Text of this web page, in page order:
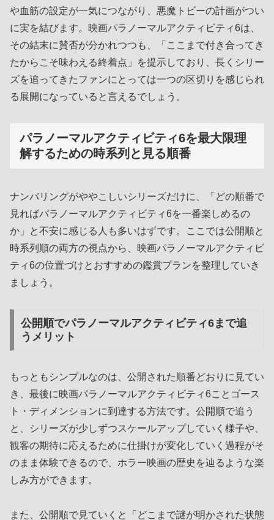
や血筋の設定が一気につながり、悪魔トビーの計画がつい
に実を結びます。映画パラノーマルアクティビティ6は、
その結末に賛否が分かれつつも、「ここまで付き合ってき
たからこそ味わえる終着点」を提示しており、長くシリー
ズを追ってきたファンにとっては一つの区切りを感じられ
る展開になっていると言えるでしょう。
パラノーマルアクティビティ6を最大限理
解するための時系列と見る順番
ナンバリングがややこしいシリーズだけに、「どの順番で
見ればパラノーマルアクティビティ6を一番楽しめるの
か」と不安に感じる人も多いはずです。ここでは公開順と
時系列順の両方の視点から、映画パラノーマルアクティビ
ティ6の位置づけとおすすめの鑑賞プランを整理していき
ましょう。
公開順でパラノーマルアクティビティ6まで追
うメリット
もっともシンプルなのは、公開された順番どおりに見てい
き、最後に映画パラノーマルアクティビティ6ことゴース
ト・ディメンションに到達する方法です。公開順で追う
と、シリーズが少しずつスケールアップしていく様子や、
観客の期待に応えるために仕掛けが変化していく過程がそ
のまま体験できるので、ホラー映画の歴史を辿るような楽
しみ方ができます。
また、公開順で見ていくと「どこまで謎が明かされた状態